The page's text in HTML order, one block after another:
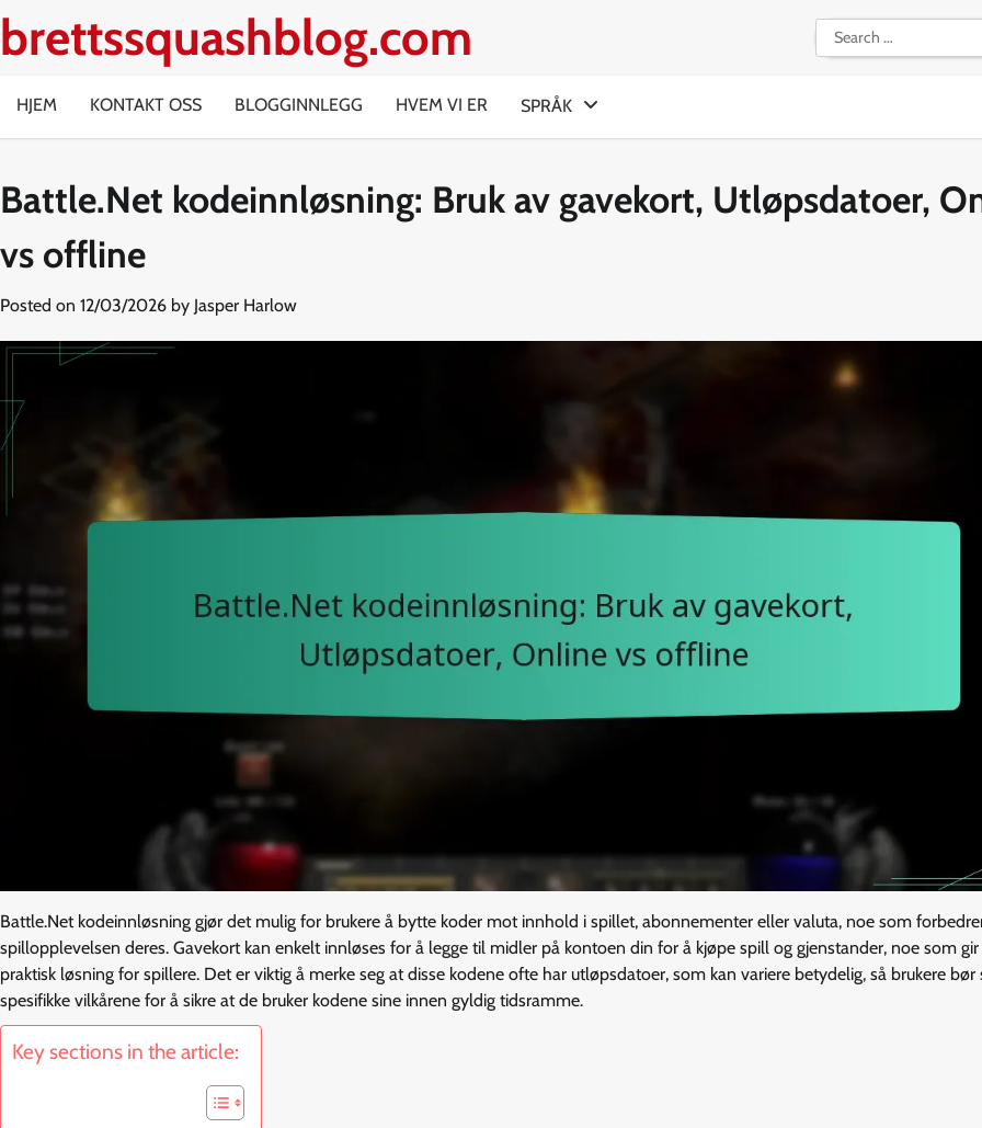
to
brettssquashblog.com
Search
for:
HJEM KONTAKT OSS BLOGGINNLEGG HVEM VI ER SPRÅK
Battle.Net kodeinnløsning: Bruk av gavekort, Utløpsdatoer,
vs offline
Posted on 12/03/2026 by Jasper Harlow
Battle.Net kodeinnløsning gjør det mulig for brukere å bytte koder mot innhold i spillet, abonnementer eller valuta, noe som
spillopplevelsen deres. Gavekort kan enkelt innløses for å legge til midler på kontoen din for å kjøpe spill og gjenstander, noe som
praktisk løsning for spillere. Det er viktig å merke seg at disse kodene ofte har utløpsdatoer, som kan variere betydelig, så brukere bør
spesifikke vilkårene for å sikre at de bruker kodene sine innen gyldig tidsramme.
Key sections in the article: